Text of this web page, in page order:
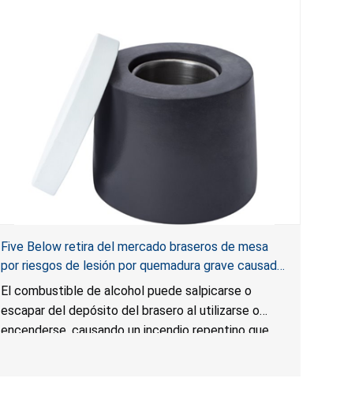
Five Below retira del mercado braseros de mesa
por riesgos de lesión por quemadura grave causada
por fogonazo e incendio
El combustible de alcohol puede salpicarse o
escapar del depósito del brasero al utilizarse o
encenderse, causando un incendio repentino que